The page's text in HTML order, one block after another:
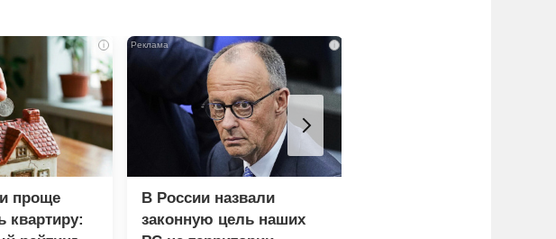
i
проще
квартиру:
i
В России назвали
законную цель наших